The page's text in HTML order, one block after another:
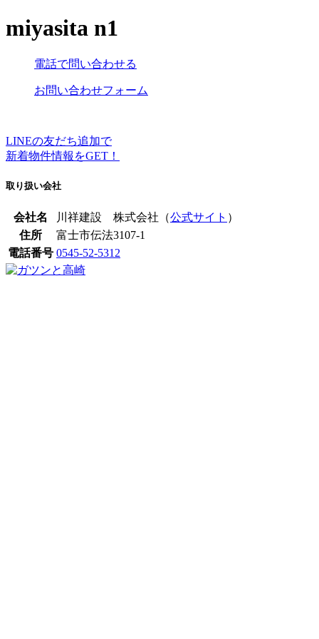
miyasita n1
電話で問い合わせる
お問い合わせフォーム
LINEの友だち追加で
新着物件情報をGET！
取り扱い会社
会社名 川祥建設 株式会社（公式サイト ）
住所
富士市伝法3107-1
電話番号 0545-52-5312